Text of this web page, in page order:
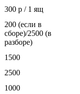
300 р / 1 ящ
200 (если в
сборе)/2500 (в
разборе)
1500
2500
1000